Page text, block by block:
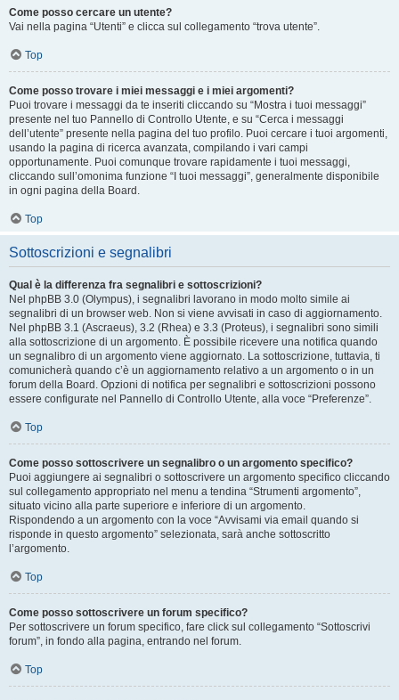
Come posso cercare un utente?
Vai nella pagina “Utenti” e clicca sul collegamento “trova utente”.
Top
Come posso trovare i miei messaggi e i miei argomenti?
Puoi trovare i messaggi da te inseriti cliccando su “Mostra i tuoi messaggi”
presente nel tuo Pannello di Controllo Utente, e su “Cerca i messaggi
dell’utente” presente nella pagina del tuo profilo. Puoi cercare i tuoi argomenti,
usando la pagina di ricerca avanzata, compilando i vari campi
opportunamente. Puoi comunque trovare rapidamente i tuoi messaggi,
cliccando sull’omonima funzione “I tuoi messaggi”, generalmente disponibile
in ogni pagina della Board.
Top
Sottoscrizioni e segnalibri
Qual è la differenza fra segnalibri e sottoscrizioni?
Nel phpBB 3.0 (Olympus), i segnalibri lavorano in modo molto simile ai
segnalibri di un browser web. Non si viene avvisati in caso di aggiornamento.
Nel phpBB 3.1 (Ascraeus), 3.2 (Rhea) e 3.3 (Proteus), i segnalibri sono simili
alla sottoscrizione di un argomento. È possibile ricevere una notifica quando
un segnalibro di un argomento viene aggiornato. La sottoscrizione, tuttavia, ti
comunicherà quando c’è un aggiornamento relativo a un argomento o in un
forum della Board. Opzioni di notifica per segnalibri e sottoscrizioni possono
essere configurate nel Pannello di Controllo Utente, alla voce “Preferenze”.
Top
Come posso sottoscrivere un segnalibro o un argomento specifico?
Puoi aggiungere ai segnalibri o sottoscrivere un argomento specifico cliccando
sul collegamento appropriato nel menu a tendina “Strumenti argomento”,
situato vicino alla parte superiore e inferiore di un argomento.
Rispondendo a un argomento con la voce “Avvisami via email quando si
risponde in questo argomento” selezionata, sarà anche sottoscritto
l’argomento.
Top
Come posso sottoscrivere un forum specifico?
Per sottoscrivere un forum specifico, fare click sul collegamento “Sottoscrivi
forum”, in fondo alla pagina, entrando nel forum.
Top